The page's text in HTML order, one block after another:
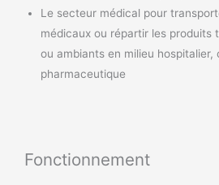
Le secteur médical pour
médicaux ou répartir les produits
ou ambiants en milieu hospitalier,
pharmaceutique
Fonctionnement